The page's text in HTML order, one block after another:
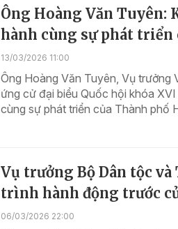
Ông Hoàng Văn Tuyên:
hành cùng sự phát triển
13/03/2026 11:00
Ông Hoàng Văn Tuyên, Vụ trưởng
ứng cử đại biểu Quốc hội khóa
cùng sự phát triển của Thành phố
Vụ trưởng Bộ Dân tộc
trình hành động trước
06/03/2026 22:00